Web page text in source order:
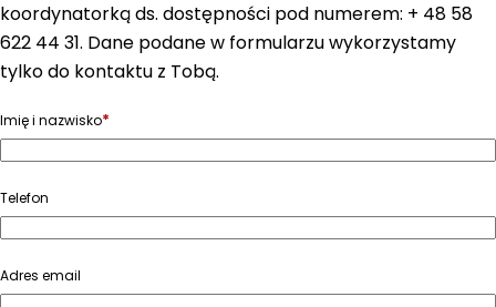
koordynatorką ds. dostępności pod numerem: + 48 58
622 44 31. Dane podane w formularzu wykorzystamy
tylko do kontaktu z Tobą.
Imię i nazwisko*
Telefon
Adres email